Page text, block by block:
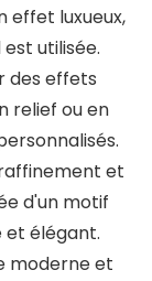
effet luxueux,
utilisée.
des effets
relief ou en
et
d'un motif
et élégant.
moderne et